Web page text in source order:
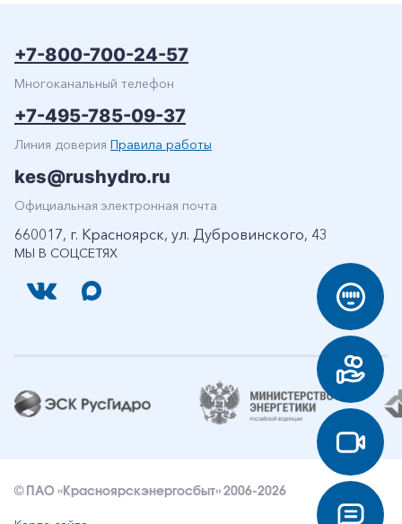
МЫ В СОЦСЕТЯХ
+7-800-700-24-57
Многоканальный телефон
+7-495-785-09-37
Линия доверия Правила работы
kes@rushydro.ru
Официальная электронная почта
660017, г. Красноярск, ул. Дубровинского, 43
© ПАО «Красноярскэнергосбыт» 2006-2026